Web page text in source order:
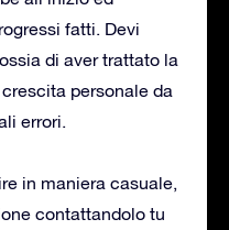
fatti. Devi
di aver trattato la
personale da
errori.
in maniera casuale,
contattandolo tu